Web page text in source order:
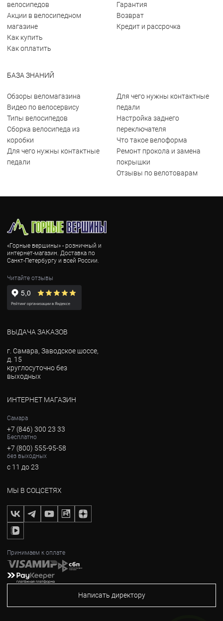
велосипедов
Акции в велосипедном
магазине
Как купить
Как оплатить
Гарантия
Возврат
Кредит и рассрочка
БАЗА ЗНАНИЙ
Обзоры веломагазина
Видео по велосервису
Типы велосипедов
Сборка велосипеда из
коробки
Для чего нужны контактные
педали
Для чего нужны контактные
педали
Настройка заднего
переключателя
Что такое велоформа
Ремонт прокола и замена
покрышки
Отзывы по велотоварам
«Горные вершины» - розничный и
интернет-магазин. Доставка по
Санкт-Петербургу и всей России.
Читайте отзывы
ВЫДАЧА ЗАКАЗОВ
г. Самара, Заводское шоссе,
д. 15
круглосуточно без
выходных
ИНТЕРНЕТ МАГАЗИН
Самара
+7 (846) 300 23 33
Бесплатно
+7 (800) 555-95-58
без выходных
с 11 до 23
МЫ В СОЦСЕТЯХ
Принимаем к оплате
Написать директору